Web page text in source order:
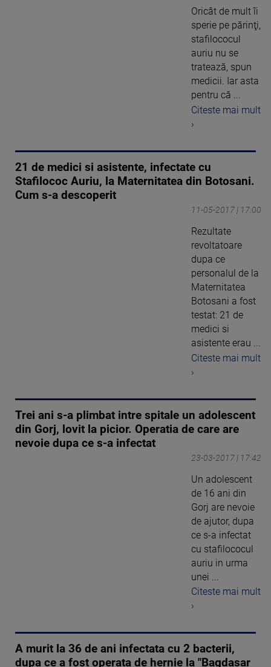
Oricât de mult îi
sperie pe părinţi,
stafilococul
auriu nu se
tratează, spun
medicii. Iar asta
pentru că ...
Citeste mai mult
›
21 de medici si asistente, infectate cu
Stafilococ Auriu, la Maternitatea din Botosani.
Cum s-a descoperit
11-05-2017 | 17:00
Rezultate
revoltatoare
dupa ce
personalul de la
Maternitatea
Botosani a fost
testat: 21 de
medici si
asistente erau ...
Citeste mai mult
›
Trei ani s-a plimbat intre spitale un adolescent
din Gorj, lovit la picior. Operatia de care are
nevoie dupa ce s-a infectat
23-03-2017 | 17:42
Un adolescent
de 16 ani din
Gorj are nevoie
de ajutor, dupa
ce s-a infectat
cu stafilococul
auriu in urma
unei ...
Citeste mai mult
›
A murit la 36 de ani infectata cu 2 bacterii,
dupa ce a fost operata de hernie la "Bagdasar